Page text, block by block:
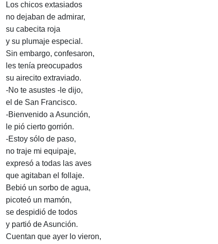
Los chicos extasiados
no dejaban de admirar,
su cabecita roja
y su plumaje especial.
Sin embargo, confesaron,
les tenía preocupados
su airecito extraviado.
-No te asustes -le dijo,
el de San Francisco.
-Bienvenido a Asunción,
le pió cierto gorrión.
-Estoy sólo de paso,
no traje mi equipaje,
expresó a todas las aves
que agitaban el follaje.
Bebió un sorbo de agua,
picoteó un mamón,
se despidió de todos
y partió de Asunción.
Cuentan que ayer lo vieron,